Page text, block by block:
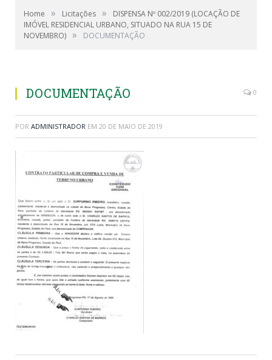
Home » Licitações »
DISPENSA Nº 002/2019 (LOCAÇÃO DE
IMÓVEL RESIDENCIAL URBANO, SITUADO NA RUA 15 DE
NOVEMBRO) » DOCUMENTAÇÃO
DOCUMENTAÇÃO 0
POR ADMINISTRADOR EM 20 DE MAIO DE 2019